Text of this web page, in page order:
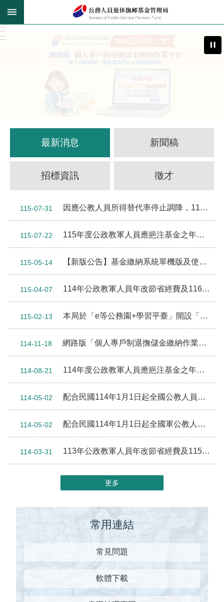
跳到主要內容區塊
:::
:::
最新消息 新聞稿
招標資訊 徵才
115-07-31 因應公教人員所得替代率停止調降，114年12月28日至115年7月31日應補發新制月退休金差額，於115年7月31日撥入領受人指定金融機構帳戶，自115年8月1日起，新制月退休金依重審結果按月發放
115-07-22 115年度公政教軍人員應挹注基金之年金改革節省經費及國軍配合精簡政策挹注款已全數撥繳退撫基金完竣
115-05-14 【新版公告】基金繳納系統單機版及使用手冊發佈
115-04-07 114年公政教軍人員年改節省經費及116年國軍配合精簡政策挹注款，將編入116年度退撫基金預算辦理。
115-02-13 本局於「e等公務園+學習平臺」開設「自主投資理財及平台操作教育訓練」課程
114-11-18 網路版「個人專戶制退撫儲金繳納作業平台」自本（114）年12月19日上線，各機關學校115年1月之退撫儲金費用，請使用網路版作業。
114-08-21 114年度公政教軍人員應挹注基金之年金改革節省經費及國軍配合精簡政策挹注款已全數撥繳退撫基金完竣
114-05-02 配合民國114年1月1日起全國公教人員待遇調整，修正「公教人員個人專戶制退撫儲金繳納金額對照表」，請依修正後之繳費標準按月繳納儲金費用及自願增加提繳。
114-05-02 配合民國114年1月1日起全國軍公教人員待遇調整，修正「公務人員退休撫卹基金繳納金額對照表（軍職人員）」、「公務人員退休撫卹基金繳納金額對照表（公教人員）」，請依修正後之繳費標準按月繳納基金費用。
114-03-31 113年公政教軍人員年改節省經費及115年國軍配合精簡政策挹注款，將編入115年度退撫基金預算辦理。
更多
常用連結
常見問題
軟體下載